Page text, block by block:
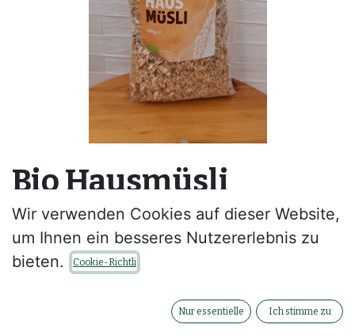
Bio Hausmüsli
Arnreiter Mühle
--
Kontaktieren Sie uns
Wir verwenden Cookies auf dieser Website,
um Ihnen ein besseres Nutzererlebnis zu
bieten.
Cookie-Richtli
Nur essentielle Ich stimme zu